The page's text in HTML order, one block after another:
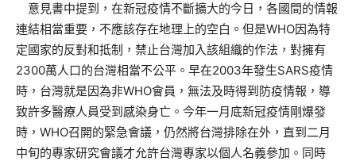
意見書中提到，在新冠疫情不斷擴大的今日，各國間的情報
連結相當重要，不應該存在地理上的空白。但是WHO因為特
定國家的反對和抵制，禁止台灣加入該組織的作法，對擁有
2300萬人口的台灣相當不公平。早在2003年發生SARS疫情
時，台灣就是因為非WHO會員，無法及時得到防疫情報，導
致許多醫療人員受到感染身亡。今年一月底新冠疫情剛爆發
時，WHO召開的緊急會議，仍然將台灣排除在外，直到二月
中旬的專家研究會議才允許台灣專家以個人名義參加。同時